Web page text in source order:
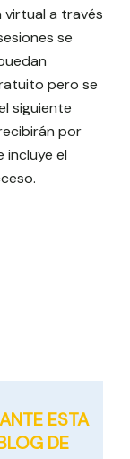
virtual a través
se
pero se
siguiente
por
incluye el
ESTA
DE